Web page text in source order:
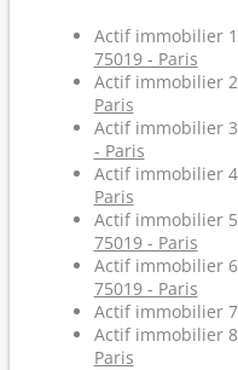
Actif immobilier
75019 - Paris
Actif immobilier
Paris
Actif immobilier
- Paris
Actif immobilier
Paris
Actif immobilier
75019 - Paris
Actif immobilier
75019 - Paris
Actif immobilier
Actif immobilier
Paris